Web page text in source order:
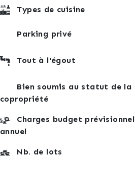
Types de cuisine
Parking privé
Tout à l'égout
Bien soumis au statut de la
copropriété
Charges budget prévisionnel
annuel
Nb. de lots